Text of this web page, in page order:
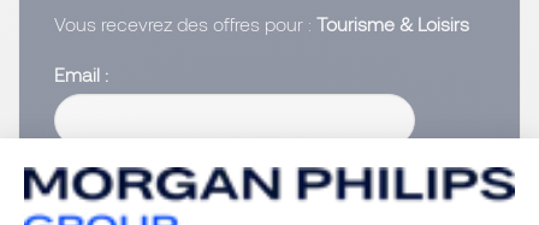
Vous recevrez des offres pour : Tourisme & Loisirs
Email
Saisissez votre adresse email
J’ai lu et j’accepte la